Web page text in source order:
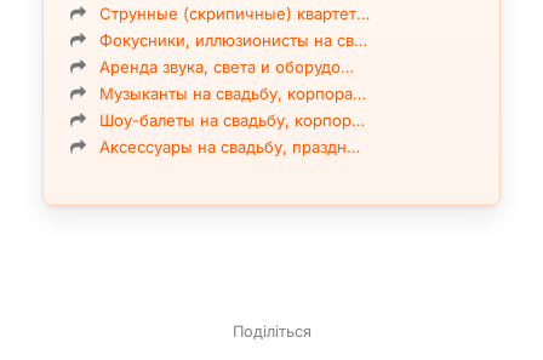
Струнные (скрипичные) квартет…
Фокусники, иллюзионисты на св…
Аренда звука, света и оборудо…
Музыканты на свадьбу, корпора…
Шоу-балеты на свадьбу, корпор…
Аксессуары на свадьбу, праздн…
Поділіться